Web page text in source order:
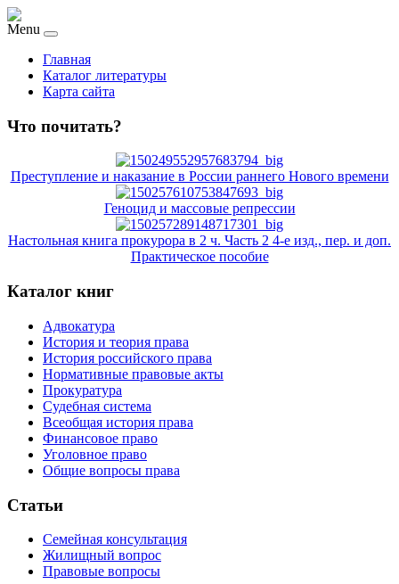
Menu
Главная
Каталог литературы
Карта сайта
Что почитать?
Преступление и наказание в России раннего Нового времени
Геноцид и массовые репрессии
Настольная книга прокурора в 2 ч. Часть 2 4-е изд., пер. и доп.
Практическое пособие
Каталог книг
Адвокатура
История и теория права
История российского права
Нормативные правовые акты
Прокуратура
Судебная система
Всеобщая история права
Финансовое право
Уголовное право
Общие вопросы права
Статьи
Семейная консультация
Жилищный вопрос
Правовые вопросы